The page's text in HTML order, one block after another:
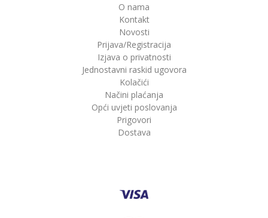
O nama
Kontakt
Novosti
Prijava/Registracija
Izjava o privatnosti
Jednostavni raskid ugovora
Kolačići
Načini plaćanja
Opći uvjeti poslovanja
Prigovori
Dostava